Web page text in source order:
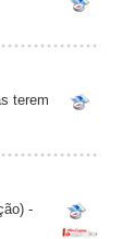
terem
-